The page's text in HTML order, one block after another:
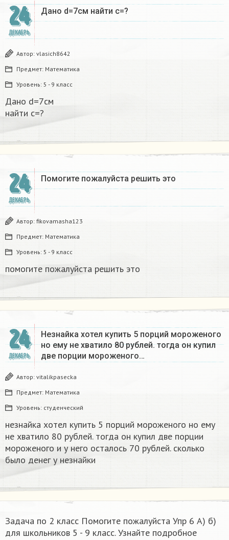
24
ДЕКАБРЬ
Дано d=7см найти с=?​
Автор: vlasich8642
Предмет: Математика
Уровень: 5 - 9 класс
Дано d=7см
найти с=?​
24
ДЕКАБРЬ
Помогите пожалуйста решить это
Автор: fikovamasha123
Предмет: Математика
Уровень: 5 - 9 класс
помогите пожалуйста решить это
24
ДЕКАБРЬ
Незнайка хотел купить 5 порций мороженого
но ему не хватило 80 рублей. тогда он купил
две порции мороженого…
Автор: vitalikpasecka
Предмет: Математика
Уровень: студенческий
незнайка хотел купить 5 порций мороженого но ему
не хватило 80 рублей. тогда он купил две порции
мороженого и у него осталось 70 рублей. сколько
было денег у незнайки
Задача по 2 класс Помогите пожалуйста Упр 6 А) б)
для школьников 5 - 9 класс. Узнайте подробное